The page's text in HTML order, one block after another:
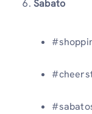
6. Sabato